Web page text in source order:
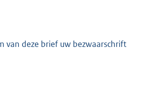
van deze brief uw bezwaarschrift